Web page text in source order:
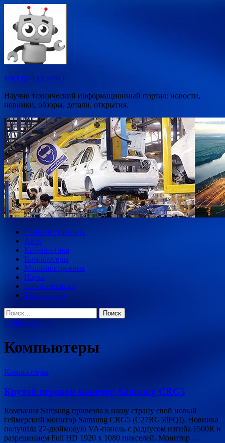
Перейти
содержимому
METIZ-TECHNO
Научно технический информационный портал: новости,
новинки, обзоры, детали, открытия.
Главная страница
Авто
Кибернетика
Компьютеры
Машиностроение
Наука
Робототехника
Технологии
Найти:
Главное меню
Компьютеры
Компьютеры
Крутой игровой монитор Samsung CRG5
Компания Samsung привезла в нашу страну свой новый
геймерский монитор Samsung CRG5 (C27RG50FQI). Новинка
получила 27-дюймовую VA-панель с радиусом изгиба 1500R и
разрешением Full HD 1920 х 1080 пикселей. Монитор …